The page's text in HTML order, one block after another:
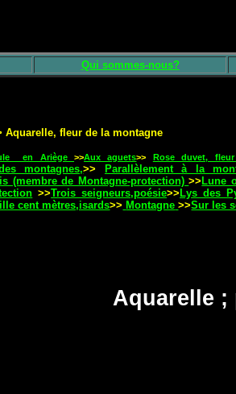
Qui sommes-nous?
Aquarelle, fleur de la montagne
en Ariège>>Aux aguets>> Rose duvet,
montagnes,>> Parallèlement à la
(membre de Montagne-protection)>> Lune
>>Trois seigneurs,poésie>> Lys des
cent mètres,isards>> Montagne >>Sur les
Aquarelle ;